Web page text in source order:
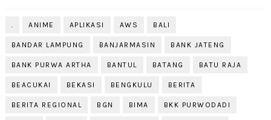
. ANIME APLIKASI AWS BALI
BANDAR LAMPUNG BANJARMASIN BANK JATENG
BANK PURWA ARTHA BANTUL BATANG BATU RAJA
BEACUKAI BEKASI BENGKULU BERITA
BERITA REGIONAL BGN BIMA BKK PURWODADI